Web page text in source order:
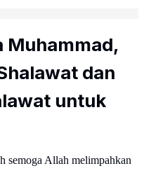
Muhammad,
dan
untuk
semoga Allah melimpahkan